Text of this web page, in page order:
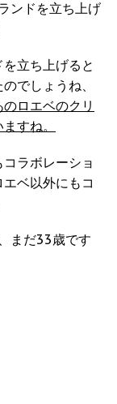
ンドを立ち上げ
立ち上げると
でしょうね、
ロエベのクリ
すね。
ラボレーショ
ベ以外にもコ
まだ33歳です